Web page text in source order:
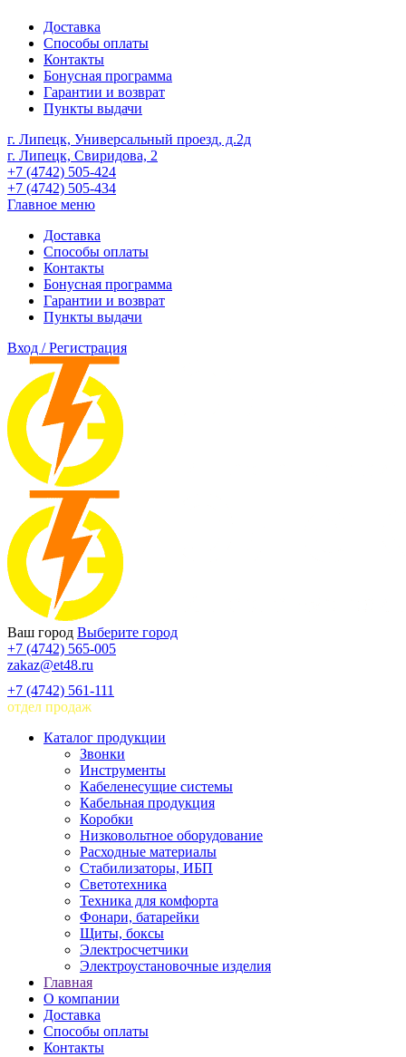
Доставка
Способы оплаты
Контакты
Бонусная программа
Гарантии и возврат
Пункты выдачи
г. Липецк, Универсальный проезд, д.2д
г. Липецк, Свиридова, 2
+7 (4742) 505-424
+7 (4742) 505-434
Главное меню
Доставка
Способы оплаты
Контакты
Бонусная программа
Гарантии и возврат
Пункты выдачи
Вход / Регистрация
Ваш город Выберите город
+7 (4742) 565-005
zakaz@et48.ru
+7 (4742) 561-111
отдел продаж
Каталог продукции
Звонки
Инструменты
Кабеленесущие системы
Кабельная продукция
Коробки
Низковольтное оборудование
Расходные материалы
Стабилизаторы, ИБП
Светотехника
Техника для комфорта
Фонари, батарейки
Щиты, боксы
Электросчетчики
Электроустановочные изделия
Главная
О компании
Доставка
Способы оплаты
Контакты